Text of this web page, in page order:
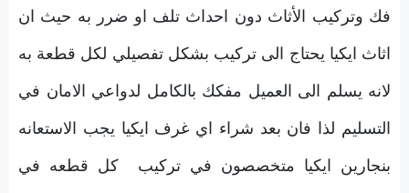
فك وتركيب الأثاث دون احداث تلف او ضرر به حيث ان
اثاث ايكيا يحتاج الى تركيب بشكل تفصيلي لكل قطعة به
لانه يسلم الى العميل مفكك بالكامل لدواعي الامان في
التسليم لذا فان بعد شراء اي غرف ايكيا يجب الاستعانه
بنجارين ايكيا متخصصون في تركيب كل قطعه في